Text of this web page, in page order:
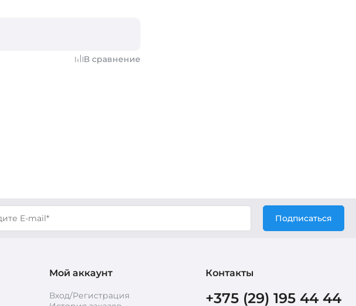
В сравнение
Подписаться
Мой аккаунт
Вход/Регистрация
Контакты
+375 (29) 195 44 44